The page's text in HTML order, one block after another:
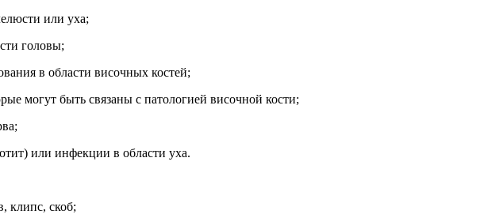
или уха;
головы;
в области височных костей;
могут быть связаны с патологией височной кости;
или инфекции в области уха.
клипс, скоб;